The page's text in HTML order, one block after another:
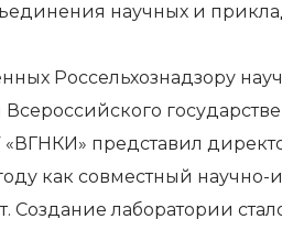
научных и
Россельхознадзору
представил
как совместный
лаборатории